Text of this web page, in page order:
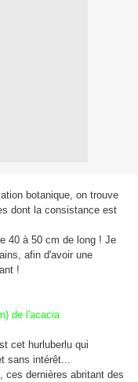
botanique, on trouve
dont la consistance est
40 à 50 cm de long ! Je
afin d'avoir une
!
de l'acacia
cet hurluberlu qui
sans intérêt...
ces dernières abritant des